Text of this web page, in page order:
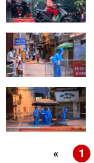
« 1